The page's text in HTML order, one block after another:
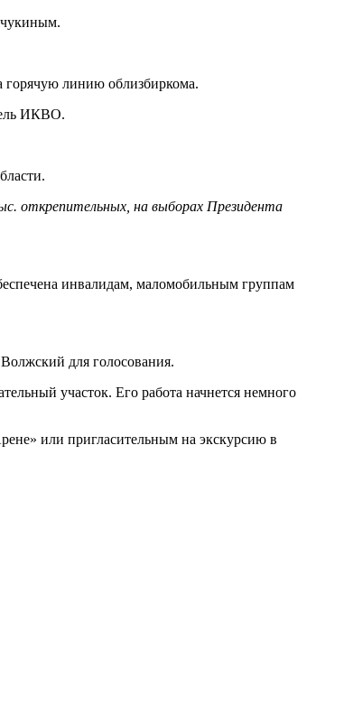
горячую линию облизбиркома.
ИКВО.
открепительных, на выборах Президента
инвалидам, маломобильным группам
для голосования.
участок. Его работа начнется немного
или пригласительным на экскурсию в